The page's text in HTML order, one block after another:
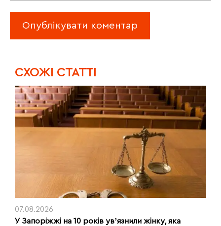
CХОЖІ СТАТТІ
07.08.2026
У Запоріжжі на 10 років увʼязнили жінку, яка